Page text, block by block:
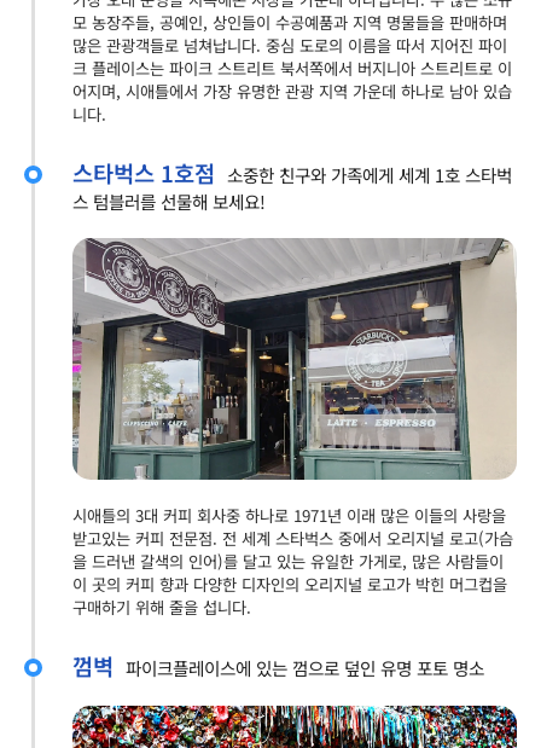
모 농장주들, 공예인, 상인들이 수공예품과 지역 명물들을 판매하며
많은 관광객들로 넘쳐납니다. 중심 도로의 이름을 따서 지어진 파이
크 플레이스는 파이크 스트리트 북서쪽에서 버지니아 스트리트로 이
어지며, 시애틀에서 가장 유명한 관광 지역 가운데 하나로 남아 있습
니다.
스타벅스 1호점 소중한 친구와 가족에게 세계 1호 스타벅
스 텀블러를 선물해 보세요!
시애틀의 3대 커피 회사중 하나로 1971년 이래 많은 이들의 사랑을
받고있는 커피 전문점. 전 세계 스타벅스 중에서 오리지널 로고(가슴
을 드러낸 갈색의 인어)를 달고 있는 유일한 가게로, 많은 사람들이
이 곳의 커피 향과 다양한 디자인의 오리지널 로고가 박힌 머그컵을
구매하기 위해 줄을 섭니다.
껌벽 파이크플레이스에 있는 껌으로 덮인 유명 포토 명소